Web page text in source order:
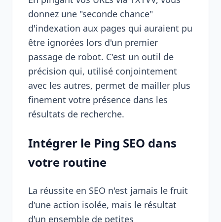
donnez une "seconde chance"
d'indexation aux pages qui auraient pu
être ignorées lors d'un premier
passage de robot. C'est un outil de
précision qui, utilisé conjointement
avec les autres, permet de mailler plus
finement votre présence dans les
résultats de recherche.
Intégrer le Ping SEO dans
votre routine
La réussite en SEO n'est jamais le fruit
d'une action isolée, mais le résultat
d'un ensemble de petites